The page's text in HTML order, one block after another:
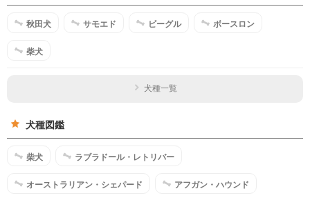
秋田犬 サモエド ビーグル ボースロン
柴犬
犬種一覧
犬種図鑑
柴犬 ラブラドール・レトリバー
オーストラリアン・シェパード アフガン・ハウンド